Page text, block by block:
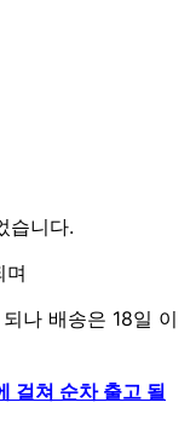
습니다.
나 배송은 18일 이
걸쳐 순차 출고 될